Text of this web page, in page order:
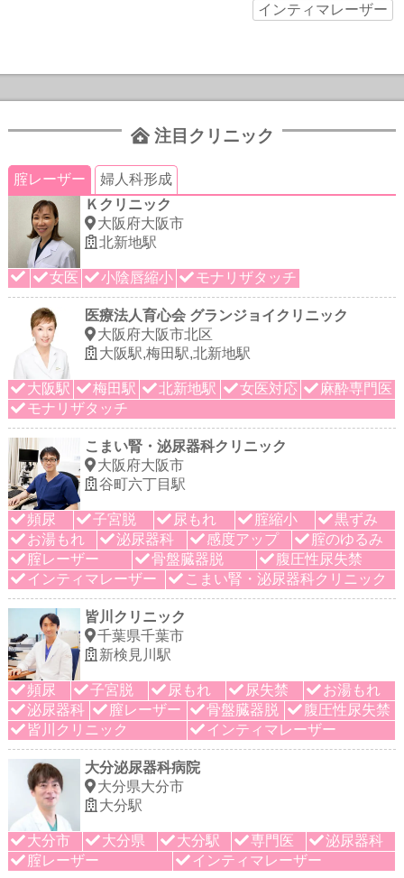
インティマレーザー
注目クリニック
腟レーザー
婦人科形成
Ｋクリニック
大阪府大阪市
北新地駅
女医 小陰唇縮小 モナリザタッチ
医療法人育心会 グランジョイクリニック
大阪府大阪市北区
大阪駅,梅田駅,北新地駅
大阪駅 梅田駅 北新地駅 女医対応
麻酔専門医
モナリザタッチ
こまい腎・泌尿器科クリニック
大阪府大阪市
谷町六丁目駅
頻尿 子宮脱 尿もれ 腟縮小
黒ずみ
お湯もれ
泌尿器科 感度アップ
腟のゆるみ
腟レーザー
骨盤臓器脱
腹圧性尿失禁
インティマレーザー
こまい腎・泌尿器科クリニック
皆川クリニック
千葉県千葉市
新検見川駅
頻尿 子宮脱 尿もれ 尿失禁
お湯もれ
泌尿器科
膣レーザー 骨盤臓器脱
腹圧性尿失禁
皆川クリニック
インティマレーザー
大分泌尿器科病院
大分県大分市
大分駅
大分市 大分県 大分駅 専門医
泌尿器科
腟レーザー
インティマレーザー